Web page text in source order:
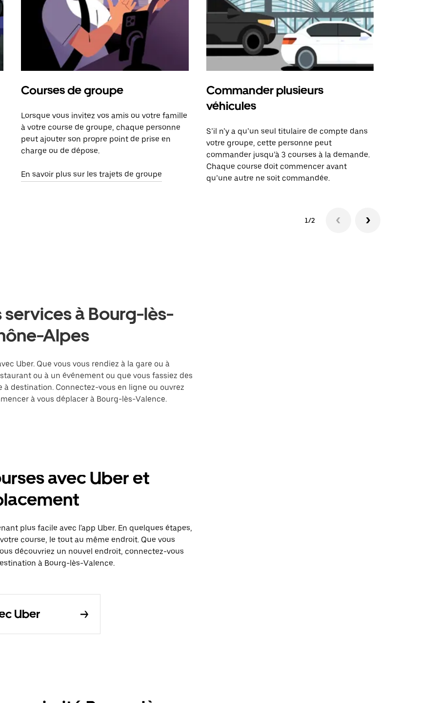
Courses de groupe
Lorsque vous invitez vos amis ou votre famille
à votre course de groupe, chaque personne
peut ajouter son propre point de prise en
charge ou de dépose.
En savoir plus sur les trajets de groupe
Commander plusieurs
véhicules
S’il n’y a qu’un seul titulaire de compte dans
votre groupe, cette personne peut
commander jusqu’à 3 courses à la demande.
Chaque course doit commencer avant
qu’une autre ne soit commandée.
1/2
à Bourg-lès-
Alpes
Uber. Que vous vous rendiez à la gare ou à
ou à un événement ou que vous fassiez des
destination. Connectez-vous en ligne ou ouvrez
à vous déplacer à Bourg-lès-Valence.
avec Uber et
plus facile avec l'app Uber. En quelques étapes,
course, le tout au même endroit. Que vous
découvriez un nouvel endroit, connectez-vous
à Bourg-lès-Valence.
Uber